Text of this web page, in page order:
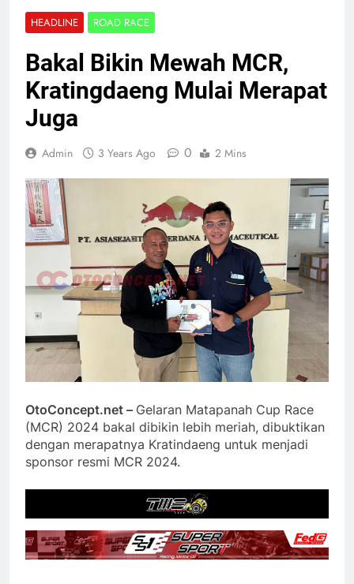
HEADLINE ROAD RACE
Bakal Bikin Mewah MCR,
Kratingdaeng Mulai Merapat
Juga
Admin 3 Years Ago 0 2 Mins
OtoConcept.net – Gelaran Matapanah Cup Race
(MCR) 2024 bakal dibikin lebih meriah, dibuktikan
dengan merapatnya Kratindaeng untuk menjadi
sponsor resmi MCR 2024.